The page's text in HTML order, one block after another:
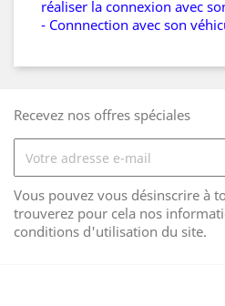
réaliser la connexion avec
- Connnection avec son
Recevez nos offres spéciales
Vous pouvez vous désinscrire à
trouverez pour cela nos
conditions d'utilisation du site.